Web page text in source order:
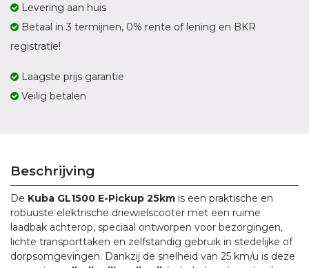
Levering aan huis
Betaal in 3 termijnen, 0% rente of lening en BKR
registratie!
Laagste prijs garantie
Veilig betalen
Beschrijving
De Kuba GL1500 E-Pickup 25km is een praktische en
robuuste elektrische driewielscooter met een ruime
laadbak achterop, speciaal ontworpen voor bezorgingen,
lichte transporttaken en zelfstandig gebruik in stedelijke of
dorpsomgevingen. Dankzij de snelheid van 25 km/u is deze